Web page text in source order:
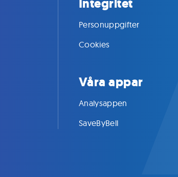
Integritet
Personuppgifter
Cookies
Våra appar
Analysappen
SaveByBell